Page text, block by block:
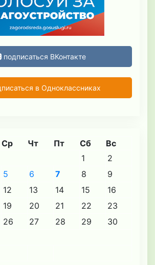
подписаться ВКонтакте
в Одноклассниках
Ср Чт Пт Сб Вс
1
2
5 6 7 8
9
12 13 14 15
16
19 20 21 22
23
26 27 28 29
30